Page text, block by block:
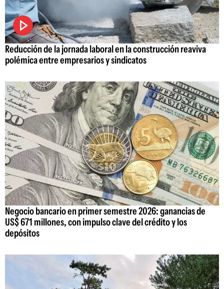
Reducción de la jornada laboral en la construcción reaviva
polémica entre empresarios y sindicatos
Negocio bancario en primer semestre 2026: ganancias de
US$ 671 millones, con impulso clave del crédito y los
depósitos